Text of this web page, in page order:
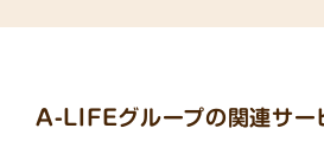
A-LIFEグループの関連サー